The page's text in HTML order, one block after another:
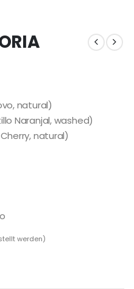
natural)
Naranjal, washed)
natural)
werden)